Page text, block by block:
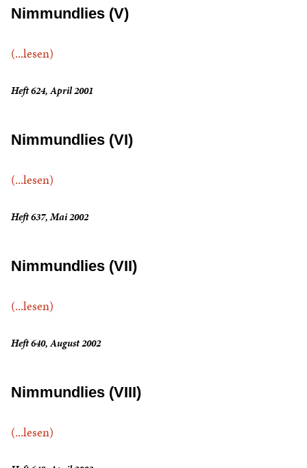
Nimmundlies (V)
(...lesen)
Heft 624, April 2001
Nimmundlies (VI)
(...lesen)
Heft 637, Mai 2002
Nimmundlies (VII)
(...lesen)
Heft 640, August 2002
Nimmundlies (VIII)
(...lesen)